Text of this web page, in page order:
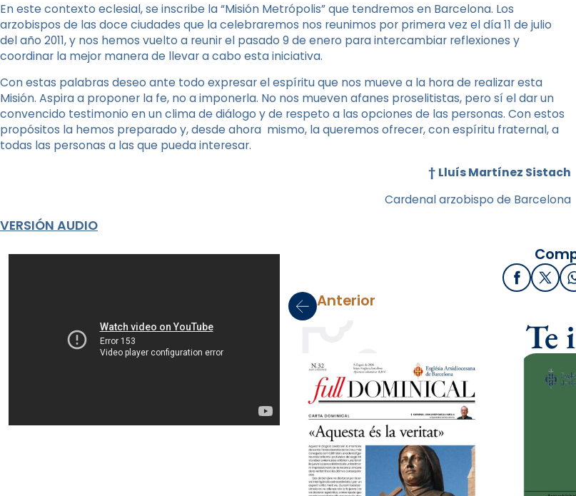
En este contexto eclesial, se inscribe la “Misión Metrópolis” que tendremos en Barcelona. Los
arzobispos de las doce ciudades que la celebraremos nos reunimos por primera vez el día 11 de julio
del año 2011, y nos hemos vuelto a reunir el pasado 9 de enero para intercambiar reflexiones y
coordinar la mejor manera de llevar a cabo esta iniciativa.
Con estas palabras deseo ante todo expresar el espíritu que nos mueve a la hora de realizar esta
Misión. Aspira a proponer la fe, no a imponerla. No nos mueven afanes proselitistas, pero sí el dar un
convencido testimonio en un clima de diálogo y de respeto a las opciones de las personas. Con estos
propósitos la hemos preparado y, desde ahora mismo, la queremos ofrecer, con espíritu fraternal, a
todas las personas a las que pueda interesar.
† Lluís Martínez Sistach
Cardenal arzobispo de Barcelona
VERSIÓN AUDIO
Facebook
X /
Anterior
Te